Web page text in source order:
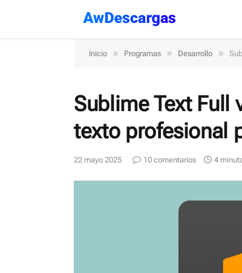
Inicio » Programas » Desarrollo »
Sublime Text Full
texto profesional
22 mayo 2025 10 comentarios 4